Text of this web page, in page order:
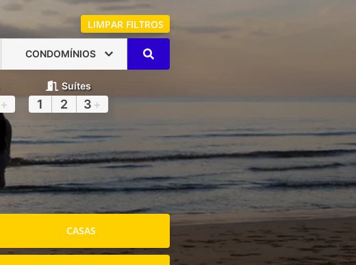
LIMPAR FILTROS
CONDOMÍNIOS
+
Suítes
1 2 3 +
CASAS